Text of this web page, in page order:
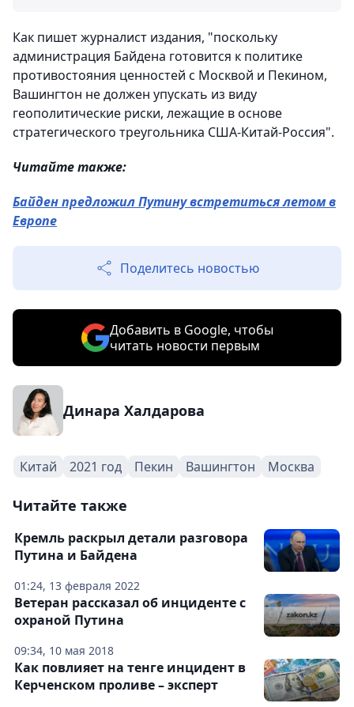
Как пишет журналист издания, "поскольку
администрация Байдена готовится к политике
противостояния ценностей с Москвой и Пекином,
Вашингтон не должен упускать из виду
геополитические риски, лежащие в основе
стратегического треугольника США-Китай-Россия".
Читайте также:
Байден предложил Путину встретиться летом в
Европе
Поделитесь новостью
Добавить в Google, чтобы
читать новости первым
Динара Халдарова
Китай 2021 год Пекин Вашингтон Москва
Читайте также
01:24, 13 февраля 2022
Кремль раскрыл детали разговора
Путина и Байдена
09:34, 10 мая 2018
Ветеран рассказал об инциденте с
охраной Путина
Как повлияет на тенге инцидент в
Керченском проливе – эксперт